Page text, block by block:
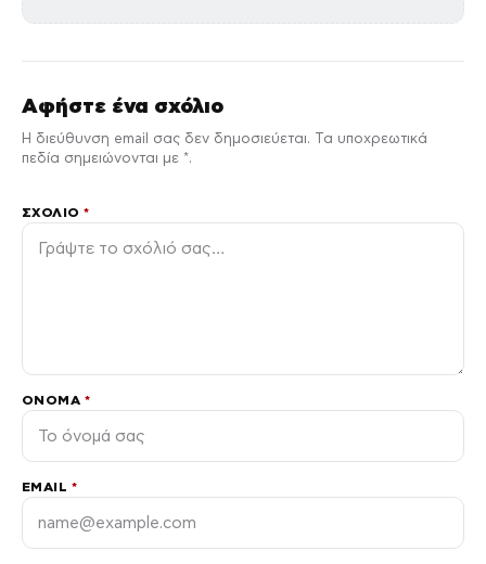
Αφήστε ένα σχόλιο
Η διεύθυνση email σας δεν δημοσιεύεται. Τα υποχρεωτικά
πεδία σημειώνονται με *.
ΣΧΌΛΙΟ*
ΌΝΟΜΑ *
EMAIL *